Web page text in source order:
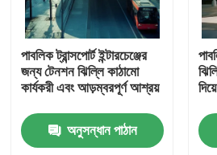
কারখানা ভ্রমণ
মান নিয়ন্ত্রণ
যোগাযোগ করুন
পাবলিক ট্রান্সপোর্ট ইন্টারচেঞ্জের
জন্য টেনশন ঝিল্লি কাঠামো
কার্যকরী এবং আড়ম্বরপূর্ণ আশ্রয়
অনুসন্ধান পাঠান